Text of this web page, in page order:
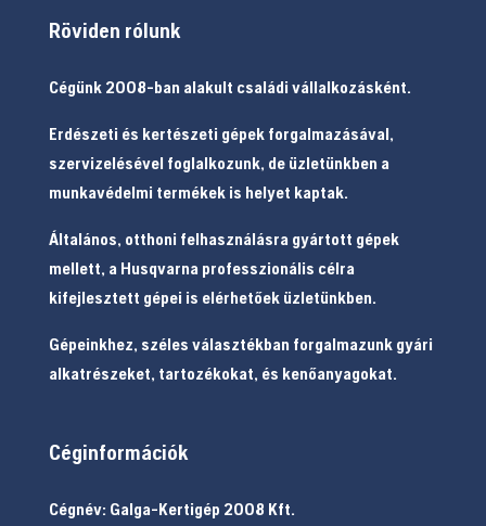
Röviden rólunk
Cégünk 2008-ban alakult családi vállalkozásként.
Erdészeti és kertészeti gépek forgalmazásával,
szervizelésével foglalkozunk, de üzletünkben a
munkavédelmi termékek is helyet kaptak.
Általános, otthoni felhasználásra gyártott gépek
mellett, a Husqvarna professzionális célra
kifejlesztett gépei is elérhetőek üzletünkben.
Gépeinkhez, széles választékban forgalmazunk gyári
alkatrészeket, tartozékokat, és kenőanyagokat.
Céginformációk
Cégnév: Galga-Kertigép 2008 Kft.